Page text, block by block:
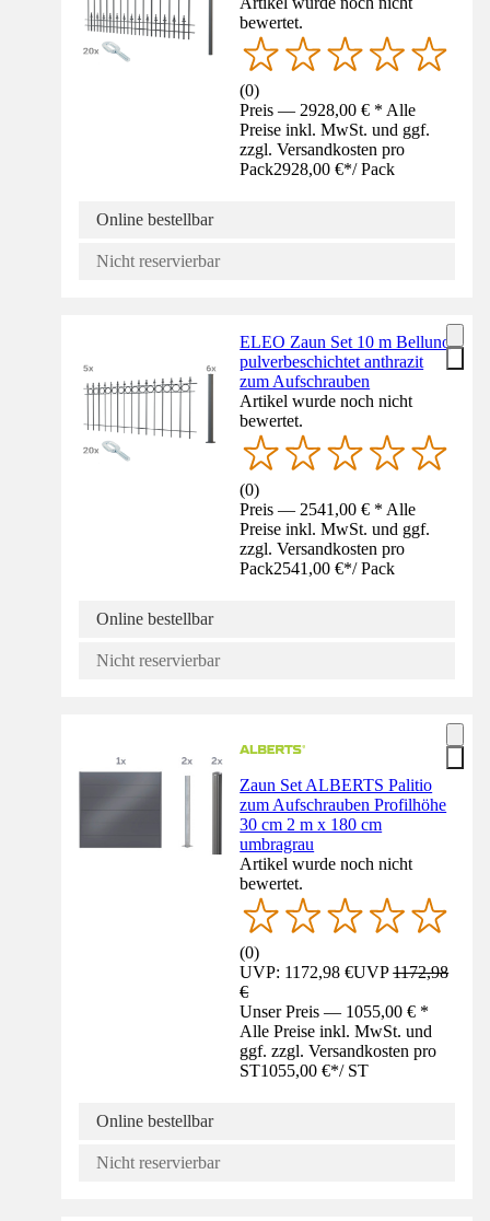
bewertet.
(0)
Preis — 2928,00 € * Alle
Preise inkl. MwSt. und ggf.
zzgl. Versandkosten pro
Pack2928,00 €*/ Pack
Online bestellbar
Nicht reservierbar
ELEO Zaun Set 10 m Belluno
pulverbeschichtet anthrazit
zum Aufschrauben
Artikel wurde noch nicht
bewertet.
(0)
Preis — 2541,00 € * Alle
Preise inkl. MwSt. und ggf.
zzgl. Versandkosten pro
Pack2541,00 €*/ Pack
Online bestellbar
Nicht reservierbar
Zaun Set ALBERTS Palitio
zum Aufschrauben Profilhöhe
30 cm 2 m x 180 cm
umbragrau
Artikel wurde noch nicht
bewertet.
(0)
UVP: 1172,98 €UVP1172,98
€
Unser Preis — 1055,00 € *
Alle Preise inkl. MwSt. und
ggf. zzgl. Versandkosten pro
ST1055,00 €*/ ST
Online bestellbar
Nicht reservierbar